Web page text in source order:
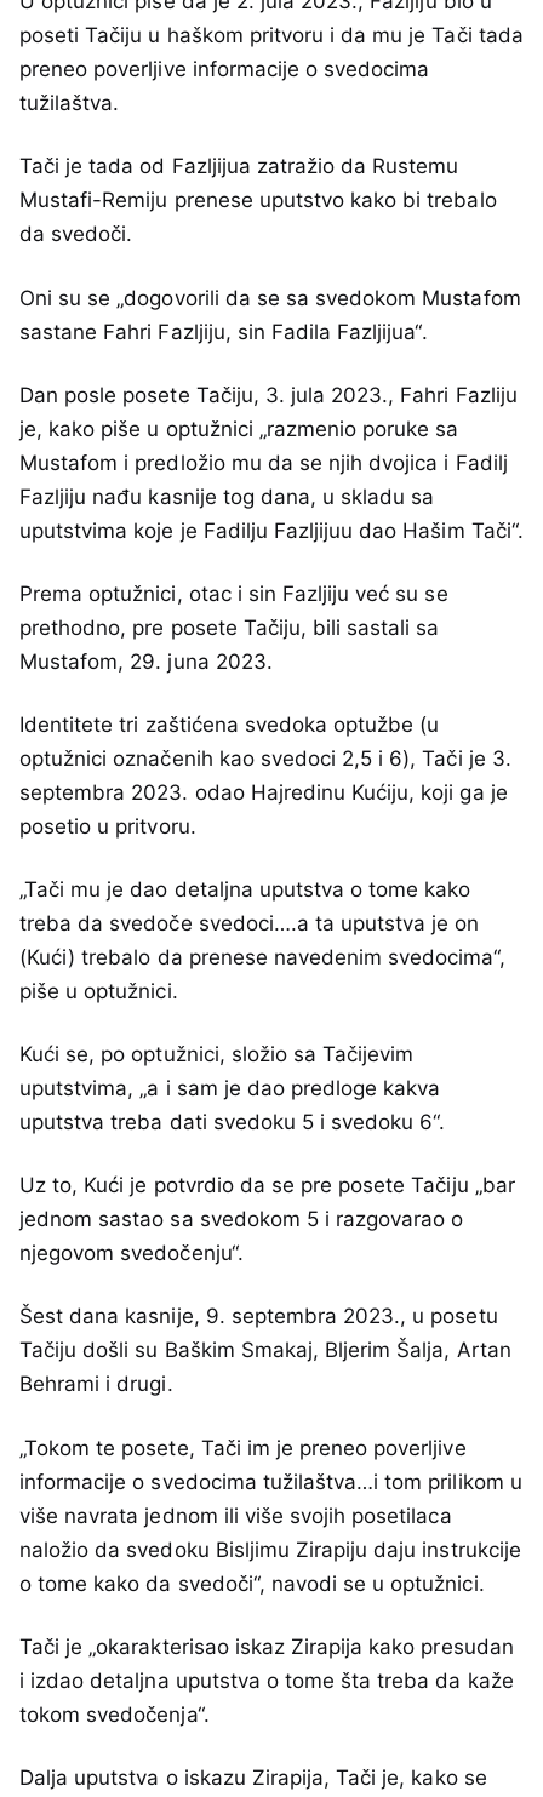
poseti Tačiju u haškom pritvoru i da mu je Tači tada
preneo poverljive informacije o svedocima
tužilaštva.
Tači je tada od Fazljijua zatražio da Rustemu
Mustafi-Remiju prenese uputstvo kako bi trebalo
da svedoči.
Oni su se „dogovorili da se sa svedokom Mustafom
sastane Fahri Fazljiju, sin Fadila Fazljijua“.
Dan posle posete Tačiju, 3. jula 2023., Fahri Fazliju
je, kako piše u optužnici „razmenio poruke sa
Mustafom i predložio mu da se njih dvojica i Fadilj
Fazljiju nađu kasnije tog dana, u skladu sa
uputstvima koje je Fadilju Fazljijuu dao Hašim Tači“.
Prema optužnici, otac i sin Fazljiju već su se
prethodno, pre posete Tačiju, bili sastali sa
Mustafom, 29. juna 2023.
Identitete tri zaštićena svedoka optužbe (u
optužnici označenih kao svedoci 2,5 i 6), Tači je 3.
septembra 2023. odao Hajredinu Kućiju, koji ga je
posetio u pritvoru.
„Tači mu je dao detaljna uputstva o tome kako
treba da svedoče svedoci….a ta uputstva je on
(Kući) trebalo da prenese navedenim svedocima“,
piše u optužnici.
Kući se, po optužnici, složio sa Tačijevim
uputstvima, „a i sam je dao predloge kakva
uputstva treba dati svedoku 5 i svedoku 6“.
Uz to, Kući je potvrdio da se pre posete Tačiju „bar
jednom sastao sa svedokom 5 i razgovarao o
njegovom svedočenju“.
Šest dana kasnije, 9. septembra 2023., u posetu
Tačiju došli su Baškim Smakaj, Bljerim Šalja, Artan
Behrami i drugi.
„Tokom te posete, Tači im je preneo poverljive
informacije o svedocima tužilaštva…i tom prilikom u
više navrata jednom ili više svojih posetilaca
naložio da svedoku Bisljimu Zirapiju daju instrukcije
o tome kako da svedoči“, navodi se u optužnici.
Tači je „okarakterisao iskaz Zirapija kako presudan
i izdao detaljna uputstva o tome šta treba da kaže
tokom svedočenja“.
Dalja uputstva o iskazu Zirapija, Tači je, kako se